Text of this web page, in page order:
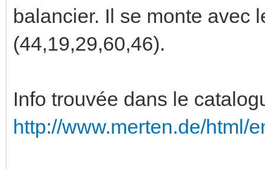
balancier. Il se monte avec
(44,19,29,60,46).
Info trouvée dans le
http://www.merten.de/html/